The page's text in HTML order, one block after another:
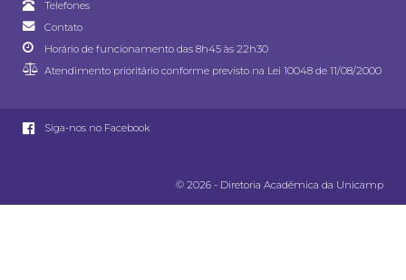
Telefones
Contato
Horário de funcionamento das 8h45 às 22h30
Atendimento prioritário conforme previsto na Lei 10048 de 11/08/2000
Siga-nos no Facebook
© 2026 - Diretoria Acadêmica da Unicamp